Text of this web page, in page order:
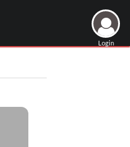
Login